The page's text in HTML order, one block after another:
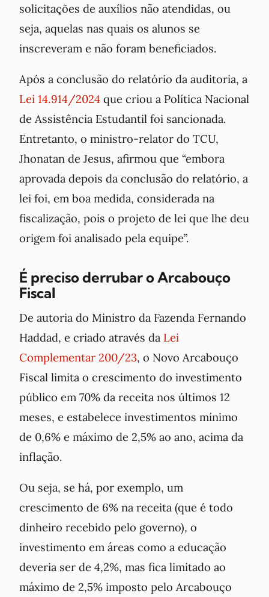
solicitações de auxílios não atendidas, ou
seja, aquelas nas quais os alunos se
inscreveram e não foram beneficiados.
Após a conclusão do relatório da auditoria, a
Lei 14.914/2024 que criou a Política Nacional
de Assistência Estudantil foi sancionada.
Entretanto, o ministro-relator do TCU,
Jhonatan de Jesus, afirmou que “embora
aprovada depois da conclusão do relatório, a
lei foi, em boa medida, considerada na
fiscalização, pois o projeto de lei que lhe deu
origem foi analisado pela equipe”.
É preciso derrubar o Arcabouço
Fiscal
De autoria do Ministro da Fazenda Fernando
Haddad, e criado através da Lei
Complementar 200/23, o Novo Arcabouço
Fiscal limita o crescimento do investimento
público em 70% da receita nos últimos 12
meses, e estabelece investimentos mínimo
de 0,6% e máximo de 2,5% ao ano, acima da
inflação.
Ou seja, se há, por exemplo, um
crescimento de 6% na receita (que é todo
dinheiro recebido pelo governo), o
investimento em áreas como a educação
deveria ser de 4,2%, mas fica limitado ao
máximo de 2,5% imposto pelo Arcabouço